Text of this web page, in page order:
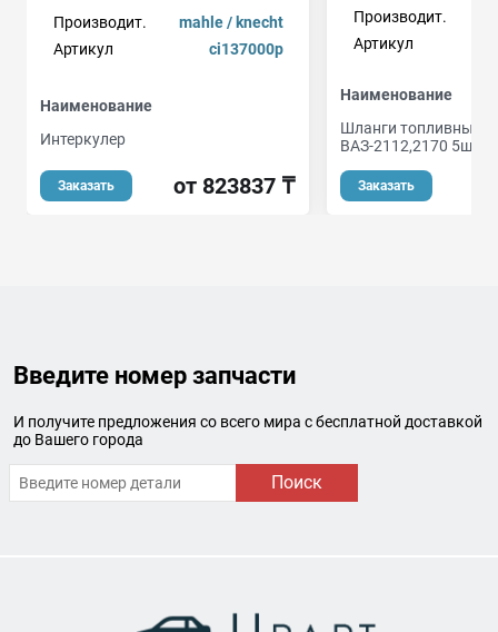
Производит.
mahle / knecht
Артикул
ci137000p
Наименование
Интеркулер
Заказать от 823837 ₸
Производит.
Артикул
Наименование
Шланги топливные
ВАЗ-2112,2170 5шт.
Заказать
Введите номер запчасти
И получите предложения со всего мира с бесплатной доставкой
до Вашего города
Поиск